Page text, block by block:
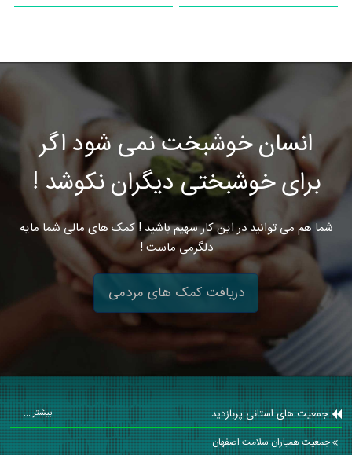
انسان خوشبخت نمی شود اگر
برای خوشبختی دیگران نکوشد !
شما هم می توانید در این کار سهیم باشید ! کمک های مالی شما مایه
دلگرمی ماست !
دریافت کمک های مردمی
جمعیت های استانی پربازدید بیشتر ...
جمعیت همیاران سلامت اصفهان